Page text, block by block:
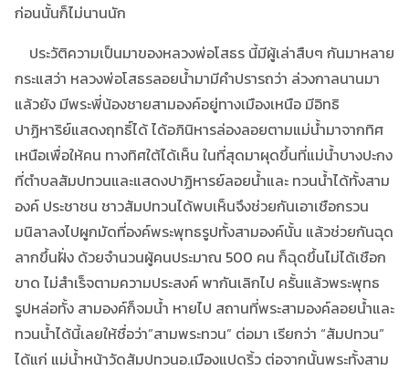
ก่อนนั้นก็ไม่นานนัก
ประวัติความเป็นมาของหลวงพ่อโสธร นี้มีผู้เล่าสืบๆ กันมาหลาย
กระแสว่า หลวงพ่อโสธรลอยน้ำมามีคำปรารถว่า ล่วงกาลนานมา
แล้วยัง มีพระพี่น้องชายสามองค์อยู่ทางเมืองเหนือ มีอิทธิ
ปาฏิหาริย์แสดงฤทธิ์ได้ ได้อภินิหารล่องลอยตามแม่น้ำมาจากทิศ
เหนือเพื่อให้คน ทางทิศใต้ได้เห็น ในที่สุดมาผุดขึ้นที่แม่น้ำบางปะกง
ที่ตำบลสัมปทวนและแสดงปาฏิหารย์ลอยน้ำและ ทวนน้ำได้ทั้งสาม
องค์ ประชาชน ชาวสัมปทวนได้พบเห็นจึงช่วยกันเอาเชือกรวน
มนิลาลงไปผูกมัดที่องค์พระพุทธรูปทั้งสามองค์นั้น แล้วช่วยกันฉุด
ลากขึ้นฝั่ง ด้วยจำนวนผู้คนประมาณ 500 คน ก็ฉุดขึ้นไม่ได้เชือก
ขาด ไม่สำเร็จตามความประสงค์ พากันเลิกไป ครั้นแล้วพระพุทธ
รูปหล่อทั้ง สามองค์ก็จมน้ำ หายไป สถานที่พระสามองค์ลอยน้ำและ
ทวนน้ำได้นี้เลยให้ชื่อว่า”สามพระทวน” ต่อมา เรียกว่า “สัมปทวน”
ได้แก่ แม่น้ำหน้าวัดสัมปทวนอ.เมืองแปดริ้ว ต่อจากนั้นพระทั้งสาม